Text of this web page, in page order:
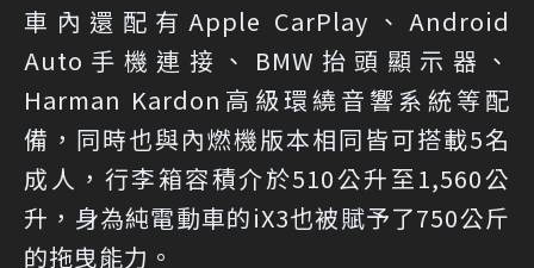
車內還配有Apple CarPlay、Android
Auto手機連接、BMW抬頭顯示器、
Harman Kardon高級環繞音響系統等配
備，同時也與內燃機版本相同皆可搭載5名
成人，行李箱容積介於510公升至1,560公
升，身為純電動車的iX3也被賦予了750公斤
的拖曳能力。